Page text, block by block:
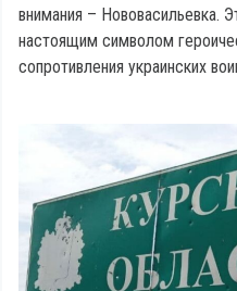
внимания – Нововасильевка.
настоящим символом
сопротивления украинских